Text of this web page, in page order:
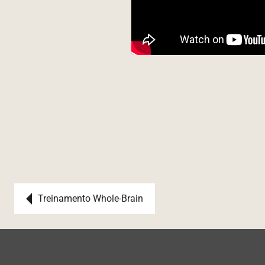
Post navigation
Treinamento Whole-Brain